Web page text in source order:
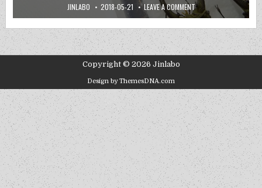
JINLABO 2018-05-21 LEAVE A COMMENT
Copyright © 2026 Jinlabo
Design by ThemesDNA.com